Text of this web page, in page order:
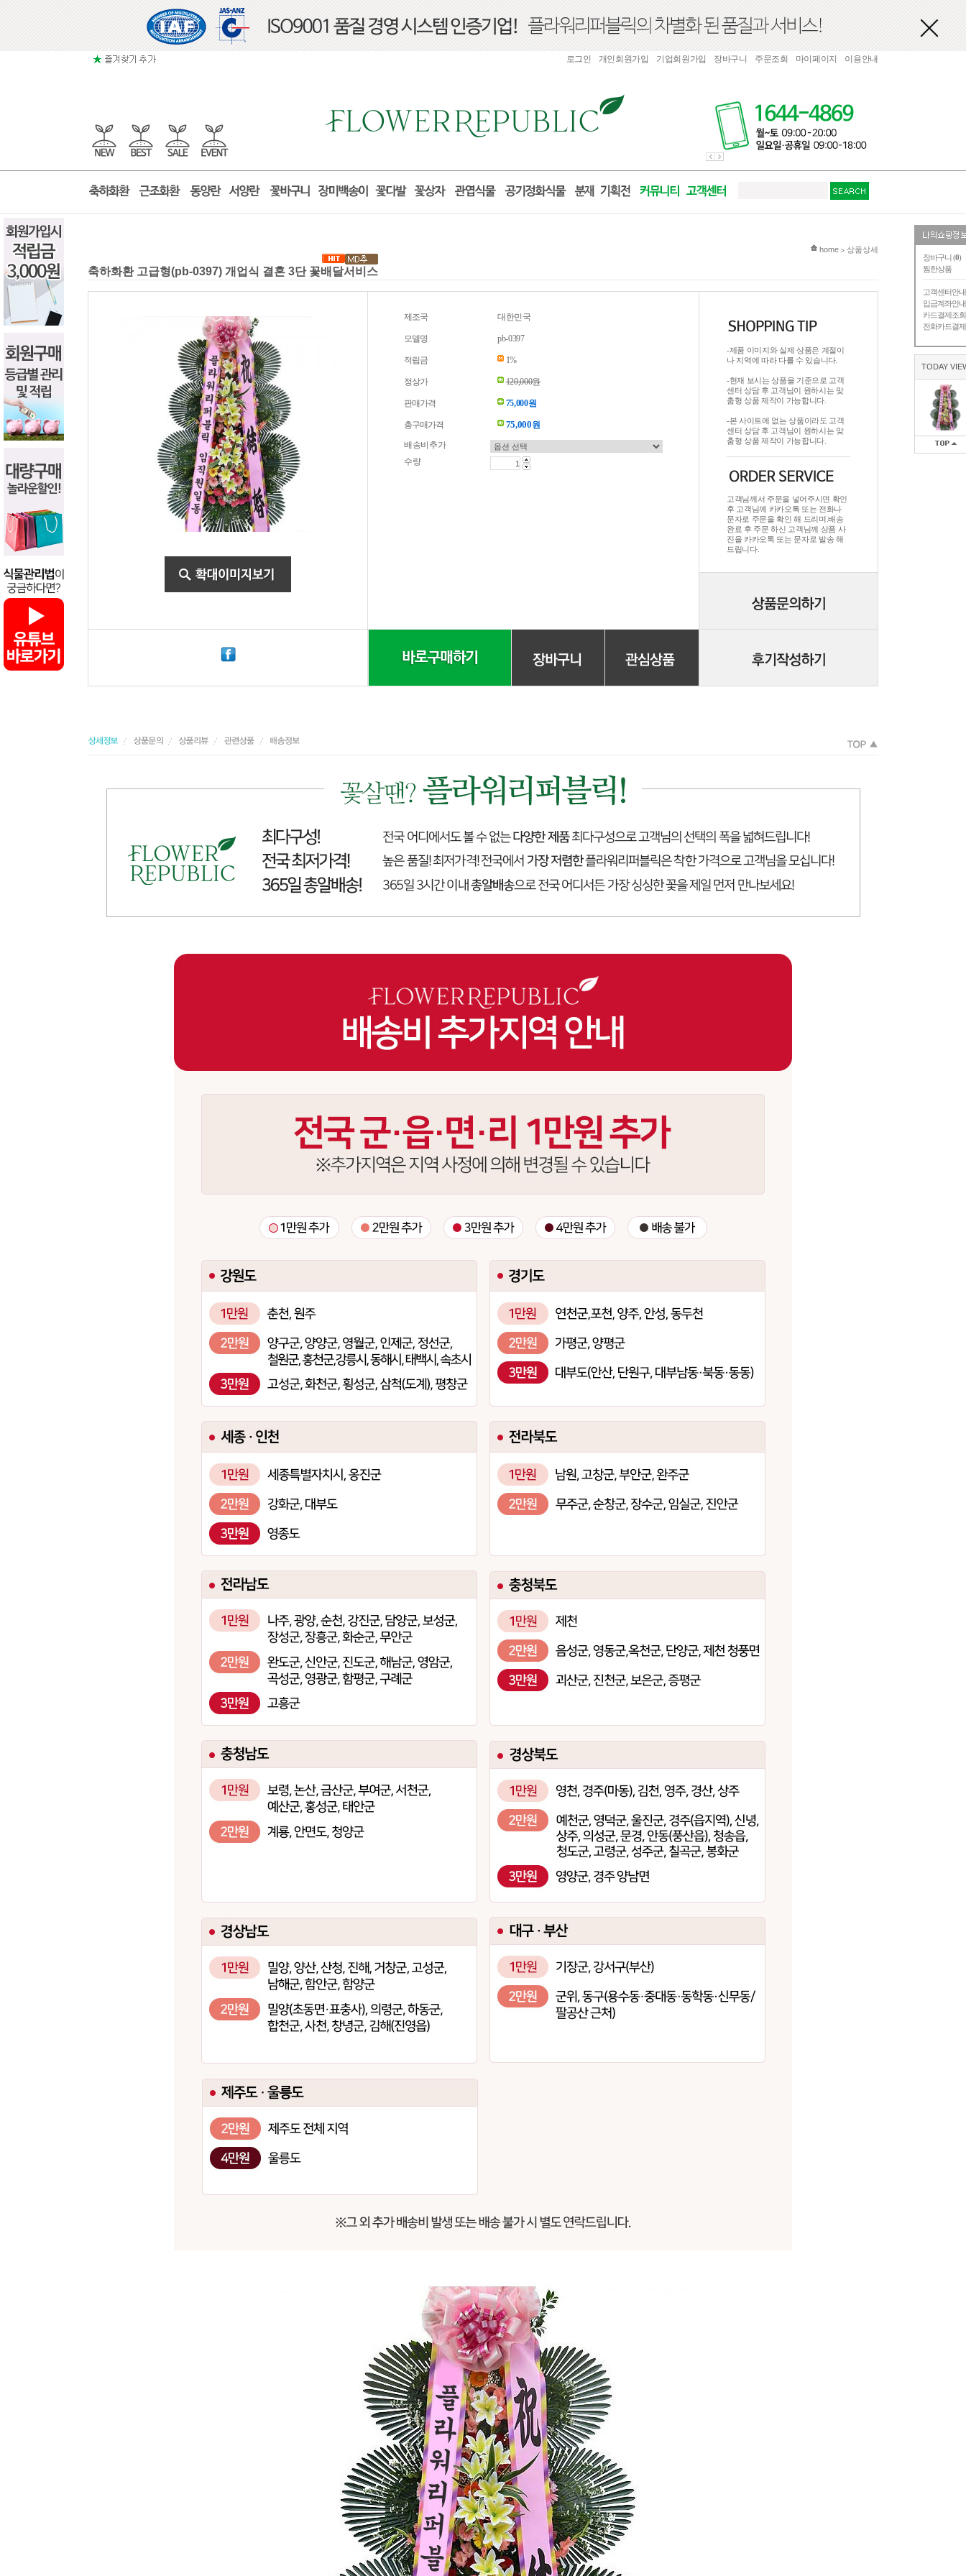
장바구니 (0)
찜한상품
고객센터안내
입금계좌안내
카드결제조회
전화카드결제
TODAY
로그인 개인회원가입 기업회원가입 장바구니 주문조회 마이페이지 이용안내
현재 위치
home > 상품상세
축하화환 고급형(pb-0397) 개업식 결혼 3단 꽃배달서비스
제조국 대한민국
모델명 pb-0397
적립금 1%
정상가 120,000원
판매가격 75,000원
총구매가격 75,000원
배송비추가
수량
-제품 이미지와 실제 상품은 계절이
나 지역에 따라 다를 수 있습니다.
-현재 보시는 상품을 기준으로 고객
센터 상담 후 고객님이 원하시는 맞
춤형 상품 제작이 가능합니다.
-본 사이트에 없는 상품이라도 고객
센터 상담 후 고객님이 원하시는 맞
춤형 상품 제작이 가능합니다.
고객님께서 주문을 넣어주시면 확인
후 고객님께 카카오톡 또는 전화나
문자로 주문을 확인 해 드리며.배송
완료 후 주문 하신 고객님께 상품 사
진을 카카오톡 또는 문자로 발송 해
드립니다.